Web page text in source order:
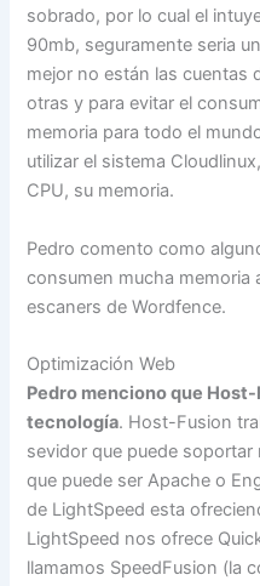
sobrado, por lo cual el
90mb, seguramente seria
mejor no están las cuentas
otras y para evitar el
memoria para todo el
utilizar el sistema
CPU, su memoria.
Pedro comento como
consumen mucha memoria
escaners de Wordfence.
Optimización Web
Pedro menciono que
tecnología. Host-Fusion
sevidor que puede
que puede ser Apache o
de LightSpeed esta
LightSpeed nos ofrece
llamamos SpeedFusion (la